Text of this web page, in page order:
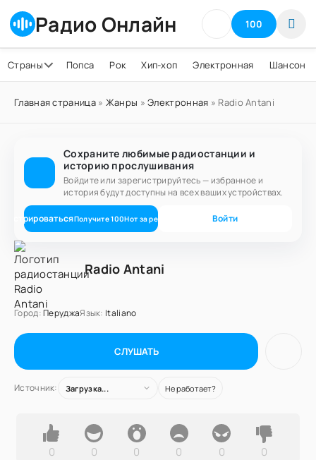
Радио Онлайн 100
Страны Попса Рок Хип-хоп Электронная Шансон
Главная страница» Жанры »Электронная » Radio Antani
Сохраните любимые радиостанции и
историю прослушивания
Войдите или зарегистрируйтесь — избранное и
история будут доступны на всех ваших устройствах.
Получите100Нот за регистрацию Войти
Radio Antani
Город:ПеруджаЯзык: Italiano
СЛУШАТЬ
Источник: Загрузка... Не работает?
0 0 0 0 0 0